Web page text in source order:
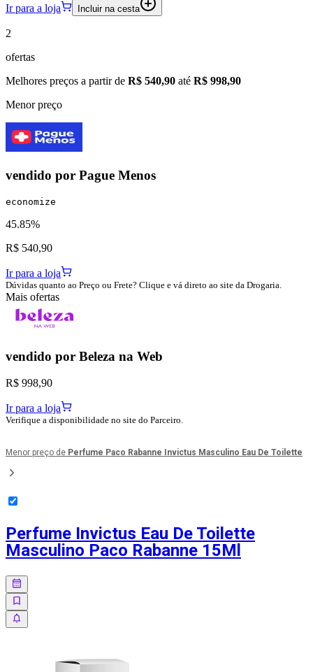
Ir para a loja Incluir na cesta
2
ofertas
Melhores preços a partir de R$ 540,90 até R$ 998,90
Menor preço
vendido por Pague Menos
economize
45.85%
R$ 540,90
Ir para a loja
Dúvidas quanto ao Preço ou Frete? Clique e vá direto ao site da Drogaria.
Mais ofertas
vendido por Beleza na Web
R$ 998,90
Ir para a loja
Verifique a disponibilidade no site do Parceiro.
Menor preço de Perfume Paco Rabanne Invictus Masculino Eau De Toilette
Perfume Invictus Eau De Toilette
Masculino Paco Rabanne 15Ml